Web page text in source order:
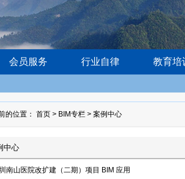
会员服务 行业自律 教育培
的位置： 首页 > BIM专栏 > 案例中心
中心
南山医院改扩建（二期）项目 BIM 应用